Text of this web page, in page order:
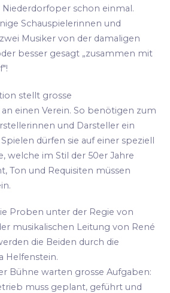
schon einmal.
Schauspielerinnen und
Musiker von der damaligen
besser gesagt „zusammen mit
stellt grosse
einen Verein. So benötigen zum
und Darsteller ein
dürfen sie auf einer speziell
welche im Stil der 50er Jahre
Ton und Requisiten müssen
Proben unter der Regie von
musikalischen Leitung von René
die Beiden durch die
Helfenstein.
Bühne warten grosse Aufgaben:
muss geplant, geführt und